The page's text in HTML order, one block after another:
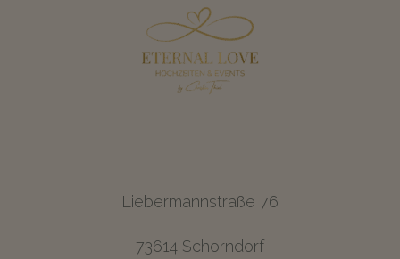
Liebermannstraße 76
73614 Schorndorf